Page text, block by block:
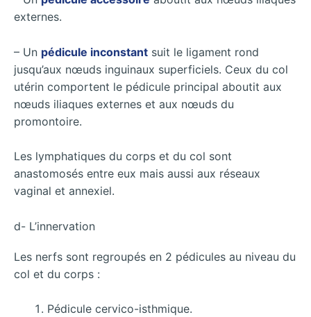
externes.
– Un pédicule inconstant suit le ligament rond
jusqu’aux nœuds inguinaux superficiels. Ceux du col
utérin comportent le pédicule principal aboutit aux
nœuds iliaques externes et aux nœuds du
promontoire.
Les lymphatiques du corps et du col sont
anastomosés entre eux mais aussi aux réseaux
vaginal et annexiel.
d- L’innervation
Les nerfs sont regroupés en 2 pédicules au niveau du
col et du corps :
Pédicule cervico-isthmique.